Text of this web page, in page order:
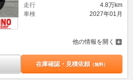
走行
4.8万km
車検
2027年01月
他の情報を開く
在庫確認・見積依頼（無料）